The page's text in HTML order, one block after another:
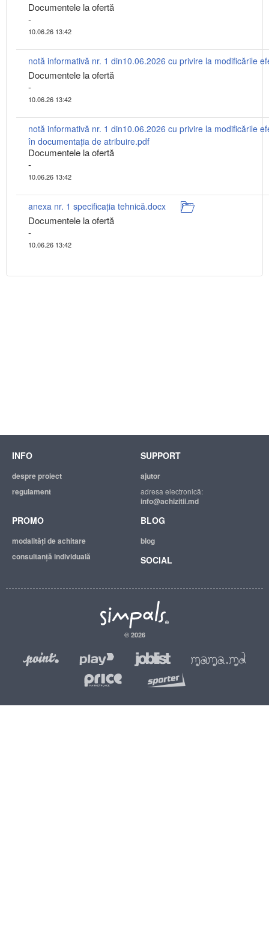
Documentele la ofertă
-
10.06.26 13:42
Documentele la ofertă
-
10.06.26 13:42
notă informativă nr. 1 din10.06.2026 cu privire la modificările
în documentația de atribuire.pdf
Documentele la ofertă
-
10.06.26 13:42
anexa nr. 1 specificația tehnică.docx
Documentele la ofertă
-
10.06.26 13:42
INFO
despre proiect
regulament
SUPPORT
ajutor
adresa electronică:
info@achizitii.md
PROMO
modalităţi de achitare
consultanță individuală
BLOG
blog
SOCIAL
© 2026